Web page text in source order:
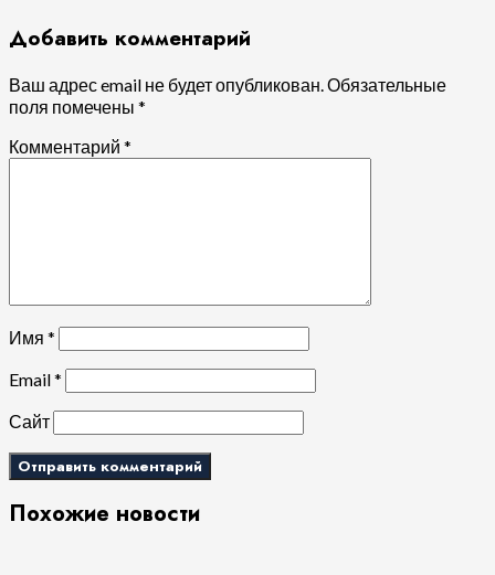
Добавить комментарий
Ваш адрес email не будет опубликован. Обязательные
поля помечены *
Комментарий *
Имя *
Email*
Сайт
Похожие новости